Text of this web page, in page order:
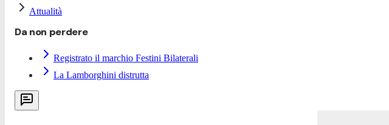
Attualità
Da non perdere
Registrato il marchio Festini Bilaterali
La Lamborghini distrutta